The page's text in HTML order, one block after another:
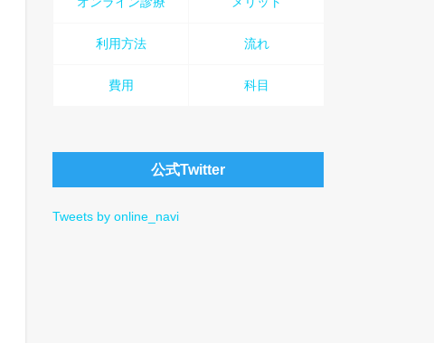
利用方法 流れ
費用 科目
公式Twitter
Tweets by online_navi